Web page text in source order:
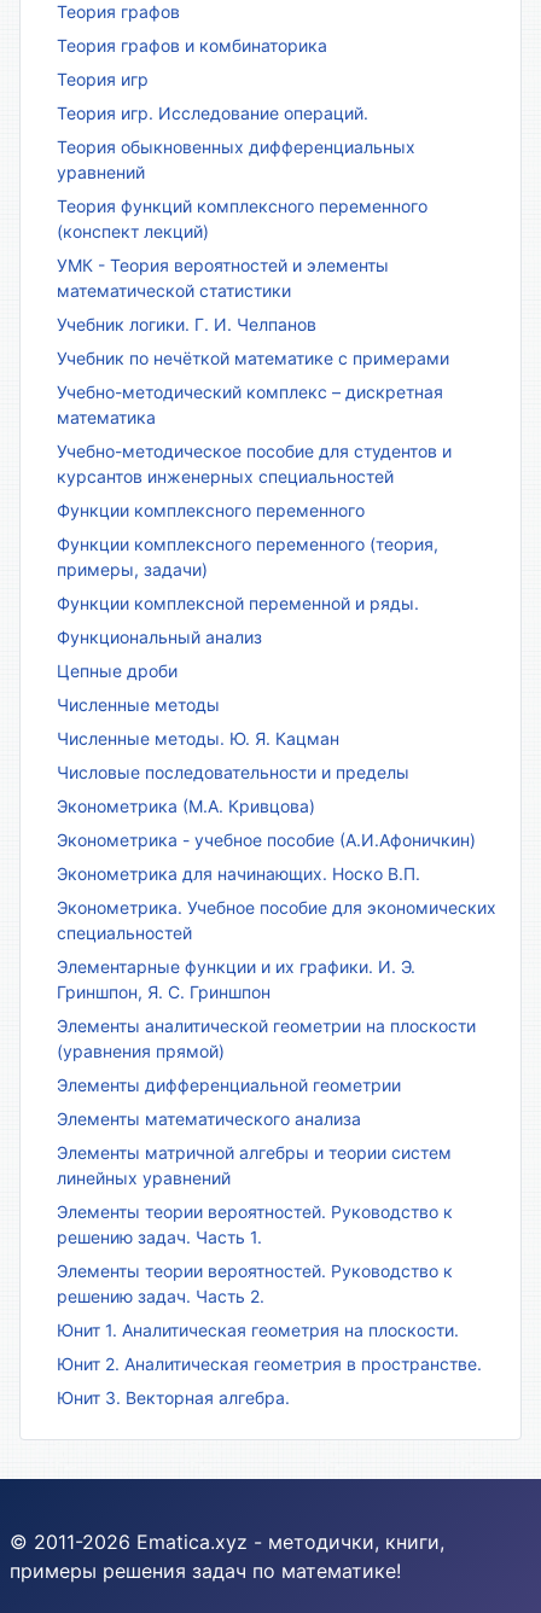
Теория графов
Теория графов и комбинаторика
Теория игр
Теория игр. Исследование операций.
Теория обыкновенных дифференциальных
уравнений
Теория функций комплексного переменного
(конспект лекций)
УМК - Теория вероятностей и элементы
математической статистики
Учебник логики. Г. И. Челпанов
Учебник по нечёткой математике с примерами
Учебно-методический комплекс – дискретная
математика
Учебно-методическое пособие для студентов и
курсантов инженерных специальностей
Функции комплексного переменного
Функции комплексного переменного (теория,
примеры, задачи)
Функции комплексной переменной и ряды.
Функциональный анализ
Цепные дроби
Численные методы
Численные методы. Ю. Я. Кацман
Числовые последовательности и пределы
Эконометрика (М.А. Кривцова)
Эконометрика - учебное пособие (А.И.Афоничкин)
Эконометрика для начинающих. Носко В.П.
Эконометрика. Учебное пособие для экономических
специальностей
Элементарные функции и их графики. И. Э.
Гриншпон, Я. С. Гриншпон
Элементы аналитической геометрии на плоскости
(уравнения прямой)
Элементы дифференциальной геометрии
Элементы математического анализа
Элементы матричной алгебры и теории систем
линейных уравнений
Элементы теории вероятностей. Руководство к
решению задач. Часть 1.
Элементы теории вероятностей. Руководство к
решению задач. Часть 2.
Юнит 1. Аналитическая геометрия на плоскости.
Юнит 2. Аналитическая геометрия в пространстве.
Юнит 3. Векторная алгебра.
© 2011-2026 Ematica.xyz - методички, книги,
примеры решения задач по математике!